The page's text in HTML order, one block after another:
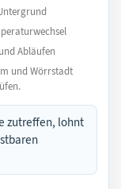
Abläufen
und Wörrstadt
zutreffen, lohnt